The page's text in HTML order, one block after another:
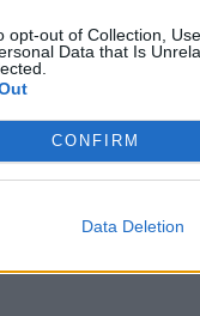
opt-out of Collection,
Data that Is
CONFIRM
Data Deletion
Bluesky